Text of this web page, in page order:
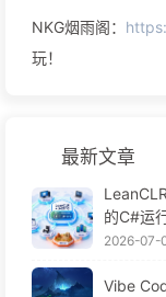
NKG烟雨阁：
玩！
最新文章
的C#运
2026-07-
Vibe